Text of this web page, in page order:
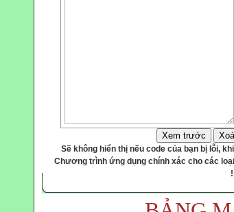
Xem trước
Sẽ không hiển thị nếu code của bạn bị lỗi,
Chương trình ứng dụng chính xác cho các
!